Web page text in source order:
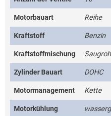
Motorbauart Reihe
Kraftstoff Benzin
Kraftstoffmischung
Zylinder Bauart DOHC
Motormanagement Kette
Motorkühlung